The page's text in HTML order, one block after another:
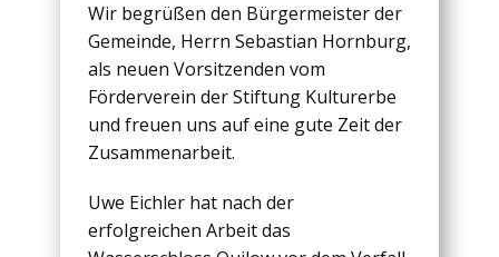
Wir begrüßen den Bürgermeister der
Gemeinde, Herrn Sebastian Hornburg,
als neuen Vorsitzenden vom
Förderverein der Stiftung Kulturerbe
und freuen uns auf eine gute Zeit der
Zusammenarbeit.
Uwe Eichler hat nach der
erfolgreichen Arbeit das